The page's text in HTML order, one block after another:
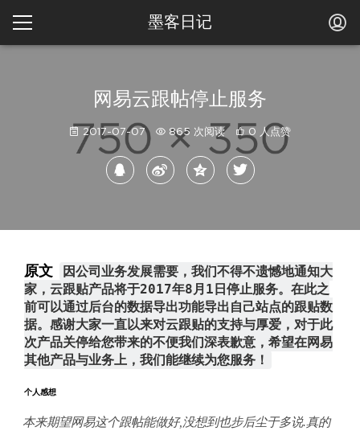
墨客日记
网易云跟帖停止服务
2017-07-07 865 次阅读 0 人点赞
原文
因公司业务发展需要，我们不得不遗憾地通知大
家，云跟贴产品将于2017年8月1日停止服务。在此之
前可以通过后台的数据导出功能导出自己站点的跟贴数
据。感谢大家一直以来对云跟贴的支持与厚爱，对于此
次产品关停给您带来的不便我们深表歉意，希望在网易
其他产品与业务上，我们能继续为您服务！
个人感想
本来期望网易这个跟帖能做好,没想到也步后尘于多说.真的